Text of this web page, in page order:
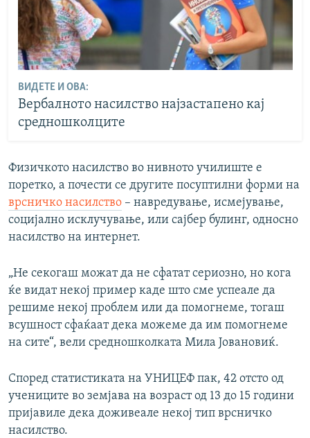
ВИДЕТЕ И ОВА:
Вербалното насилство најзастапено кај
средношколците
Физичкото насилство во нивното училиште е
поретко, а почести се другите посуптилни форми на
врсничко насилство – навредување, исмејување,
социјално исклучување, или сајбер булинг, односно
насилство на интернет.
„Не секогаш можат да не сфатат сериозно, но кога
ќе видат некој пример каде што сме успеале да
решиме некој проблем или да помогнеме, тогаш
всушност сфаќаат дека можеме да им помогнеме
на сите“, вели средношколката Мила Јовановиќ.
Според статистиката на УНИЦЕФ пак, 42 отсто од
учениците во земјава на возраст од 13 до 15 години
пријавиле дека доживеале некој тип врсничко
насилство.